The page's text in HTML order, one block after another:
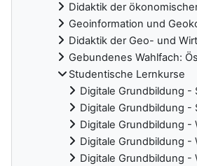
Didaktik der
Geoinformation und
Didaktik der Geo- und
Gebundenes Wahlfach:
Studentische Lernkurse
Digitale Grundbildung -
Digitale Grundbildung -
Digitale Grundbildung -
Digitale Grundbildung -
Digitale Grundbildung -